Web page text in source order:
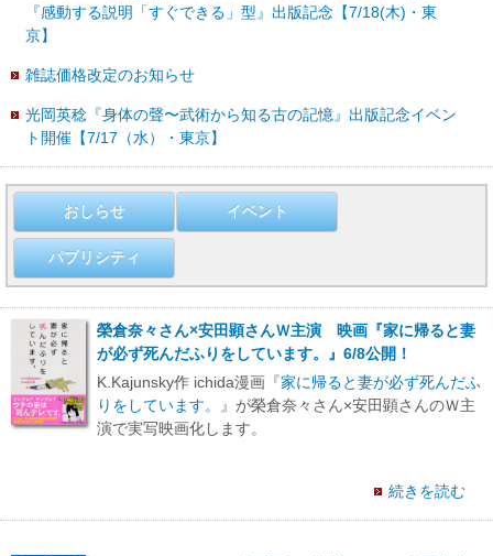
『感動する説明「すぐできる」型』出版記念【7/18(木)・東
京】
雑誌価格改定のお知らせ
光岡英稔『身体の聲〜武術から知る古の記憶』出版記念イベン
ト開催【7/17（水）・東京】
おしらせ イベント
パブリシティ
榮倉奈々さん×安田顕さんＷ主演 映画『家に帰ると妻
が必ず死んだふりをしています。』6/8公開！
K.Kajunsky作 ichida漫画『家に帰ると妻が必ず死んだふ
りをしています。
』が榮倉奈々さん×安田顕さんのＷ主
演で実写映画化します。
続きを読む